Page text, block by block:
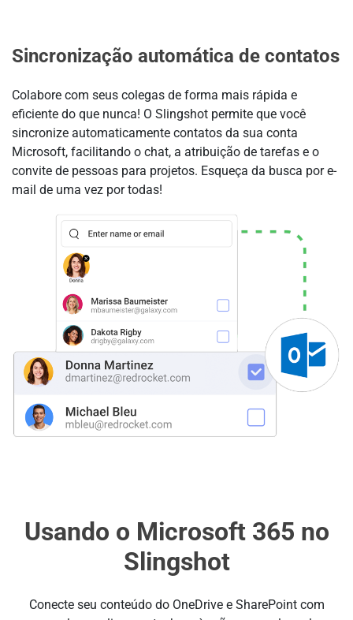
Sincronização automática de contatos
Colabore com seus colegas de forma mais rápida e
eficiente do que nunca! O Slingshot permite que você
sincronize automaticamente contatos da sua conta
Microsoft, facilitando o chat, a atribuição de tarefas e o
convite de pessoas para projetos. Esqueça da busca por e-
mail de uma vez por todas!
Usando o Microsoft 365 no
Slingshot
Conecte seu conteúdo do OneDrive e SharePoint com